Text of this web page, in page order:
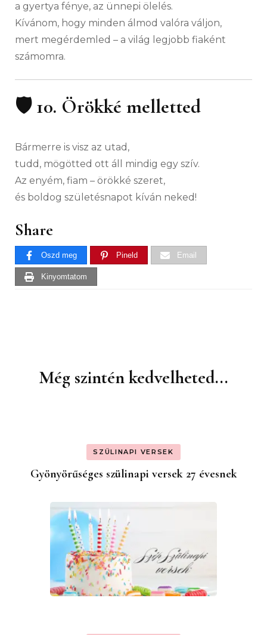
a gyertya fénye, az ünnepi ölelés.
Kívánom, hogy minden álmod valóra váljon,
mert megérdemled – a világ legjobb fiaként
számomra.
🛡 10. Örökké melletted
Bármerre is visz az utad,
tudd, mögötted ott áll mindig egy szív.
Az enyém, fiam – örökké szeret,
és boldog születésnapot kíván neked!
Share
Oszd meg Pineld Email
Kinyomtatom
Bejegyzések
navigációja
Még szintén kedvelheted...
SZÜLINAPI VERSEK
Gyönyörűséges szülinapi versek 27 évesnek